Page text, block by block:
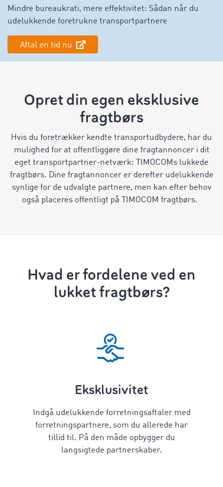
Mindre bureaukrati, mere effektivitet: Sådan når du
udelukkende foretrukne transportpartnere
Aftal en tid nu
Opret din egen eksklusive
fragtbørs
Hvis du foretrækker kendte transportudbydere, har du
mulighed for at offentliggøre dine fragtannoncer i dit
eget transportpartner-netværk: TIMOCOMs lukkede
fragtbørs. Dine fragtannoncer er derefter udelukkende
synlige for de udvalgte partnere, men kan efter behov
også placeres offentligt på TIMOCOM fragtbørs.
Hvad er fordelene ved en
lukket fragtbørs?
Eksklusivitet
Indgå udelukkende forretningsaftaler med
forretningspartnere, som du allerede har
tillid til. På den måde opbygger du
langsigtede partnerskaber.